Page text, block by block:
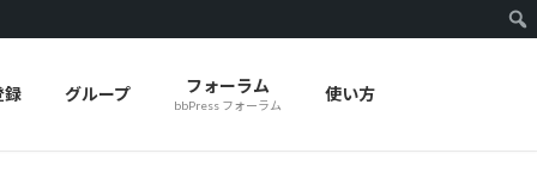
録 グループ フォーラム
bbPress フォーラム
使い方